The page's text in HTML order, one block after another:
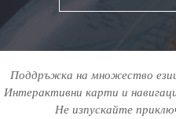
Поддръжка на множество
Интерактивни карти и
Не изпускайте